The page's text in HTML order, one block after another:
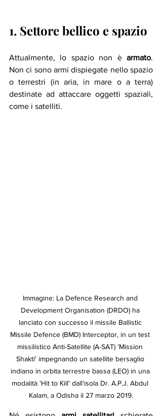
1. Settore bellico e spazio
Attualmente, lo spazio non è armato.
Non ci sono armi dispiegate nello spazio
o terrestri (in aria, in mare o a terra)
destinate ad attaccare oggetti spaziali,
come i satelliti.
Immagine: La Defence Research and
Development Organisation (DRDO) ha
lanciato con successo il missile Ballistic
Missile Defence (BMD) Interceptor, in un test
missilistico Anti-Satellite (A-SAT) 'Mission
Shakti' impegnando un satellite bersaglio
indiano in orbita terrestre bassa (LEO) in una
modalità 'Hit to Kill' dall'isola Dr. A.P.J. Abdul
Kalam, a Odisha il 27 marzo 2019.